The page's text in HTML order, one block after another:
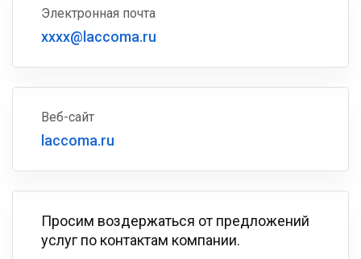
Электронная почта
xxxx@laccoma.ru
Веб-сайт
laccoma.ru
Просим воздержаться от предложений
услуг по контактам компании.